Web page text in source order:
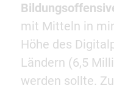
mit Mitteln in
Höhe des
Ländern (6,5
werden sollte.